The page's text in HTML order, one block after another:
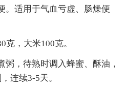
适用于气血亏虚、肠燥便
，大米100克。
，待熟时调入蜂蜜、酥油，
连续3-5天。